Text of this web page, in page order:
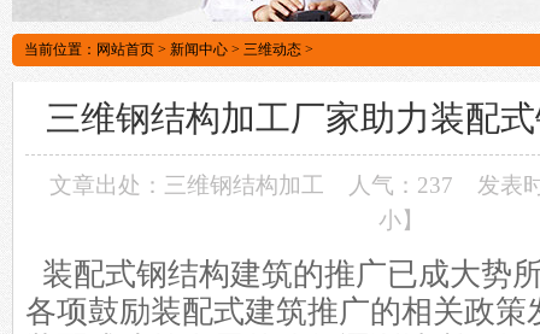
当前位置： 网站首页 > 新闻中心 > 三维动态 >
三维钢结构加工厂家助力装配
文章出处：三维钢结构加工 人气：237
发表
小】
装配式钢结构建筑的推广已成大势
各项鼓励装配式建筑推广的相关政策